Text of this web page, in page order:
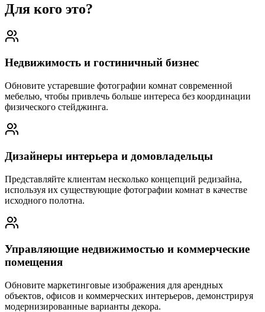
Для кого это?
Недвижимость и гостиничный бизнес
Обновите устаревшие фотографии комнат современной
мебелью, чтобы привлечь больше интереса без координации
физического стейджинга.
Дизайнеры интерьера и домовладельцы
Представляйте клиентам несколько концепций редизайна,
используя их существующие фотографии комнат в качестве
исходного полотна.
Управляющие недвижимостью и коммерческие
помещения
Обновите маркетинговые изображения для арендных
объектов, офисов и коммерческих интерьеров, демонстрируя
модернизированные варианты декора.